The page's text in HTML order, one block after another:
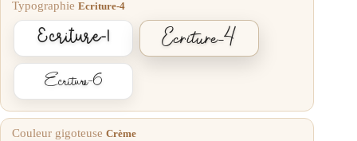
Typographie Ecriture-4
Ecriture-1 Ecriture-4
Ecriture-6
Couleur gigoteuse Crème